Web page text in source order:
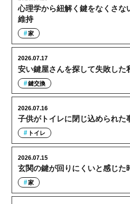
心理学から紐解く鍵をなくさな
維持
家
安い鍵屋さんを探して失敗した
2026.07.17
鍵交換
子供がトイレに閉じ込められた
2026.07.16
トイレ
玄関の鍵が回りにくいと感じた
2026.07.15
家